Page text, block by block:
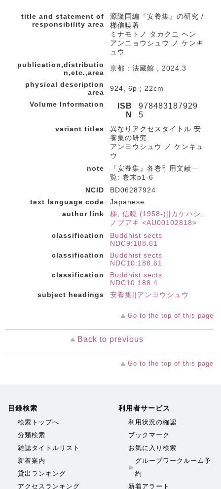
title and statement of
responsibility area
源隆国編『安養集』の研究 /
梯信暁著
ミナモトノ タカクニ ヘン
アンニョウシュウ ノ ケンキ
ュウ
publication,distributio
n,etc.,area
京都 : 法藏館 , 2024.3
physical description
area
924, 6p ; 22cm
Volume Information
ISB
N
978483187929
5
variant titles
異なりアクセスタイトル:安
養集の研究
アンヨウシュウ ノ ケンキュ
ウ
note
『安養集』各巻引用文献一
覧: 巻末p1-6
NCID
BD06287924
text language code
Japanese
author link
梯, 信曉 (1958-)||カケハシ,
ノブアキ <AU00102818>
classification
Buddhist sects
NDC9:188.61
classification
Buddhist sects
NDC10:188.61
classification
Buddhist sects
NDC10:188.4
subject headings
安養集||アンヨウシュウ
Go to the top of this page
Back to previous
Go to the top of this page
目録検索
検索トップへ
分類検索
雑誌タイトルリスト
新着案内
貸出ランキング
アクセスランキング
利用者サービス
利用状況の確認
ブックマーク
お気に入り検索
グループワークルーム予
約
新着アラート